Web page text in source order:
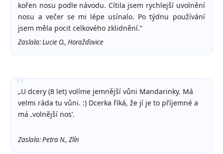
kořen nosu podle návodu. Cítila jsem rychlejší uvolnění
nosu a večer se mi lépe usínalo. Po týdnu používání
jsem měla pocit celkového zklidnění.“
Zaslala: Lucie O., Horažďovice
„U dcery (8 let) volíme jemnější vůni Mandarinky. Má
velmi ráda tu vůni. :) Dcerka říká, že jí je to příjemné a
má ‚volnější nos‘.
Zaslala: Petra N., Zlín